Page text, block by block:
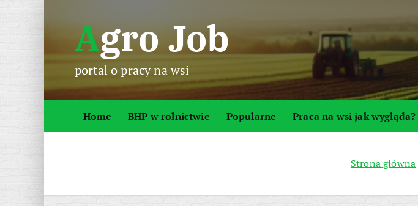
p
o
Agro Job
portal o pracy na wsi
Home BHP w rolnictwie Popularne Praca na wsi jak wygląda?
Strona główna